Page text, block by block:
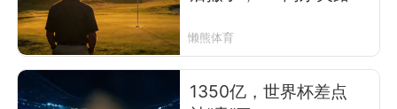
懒熊体育
1350亿，世界杯差点